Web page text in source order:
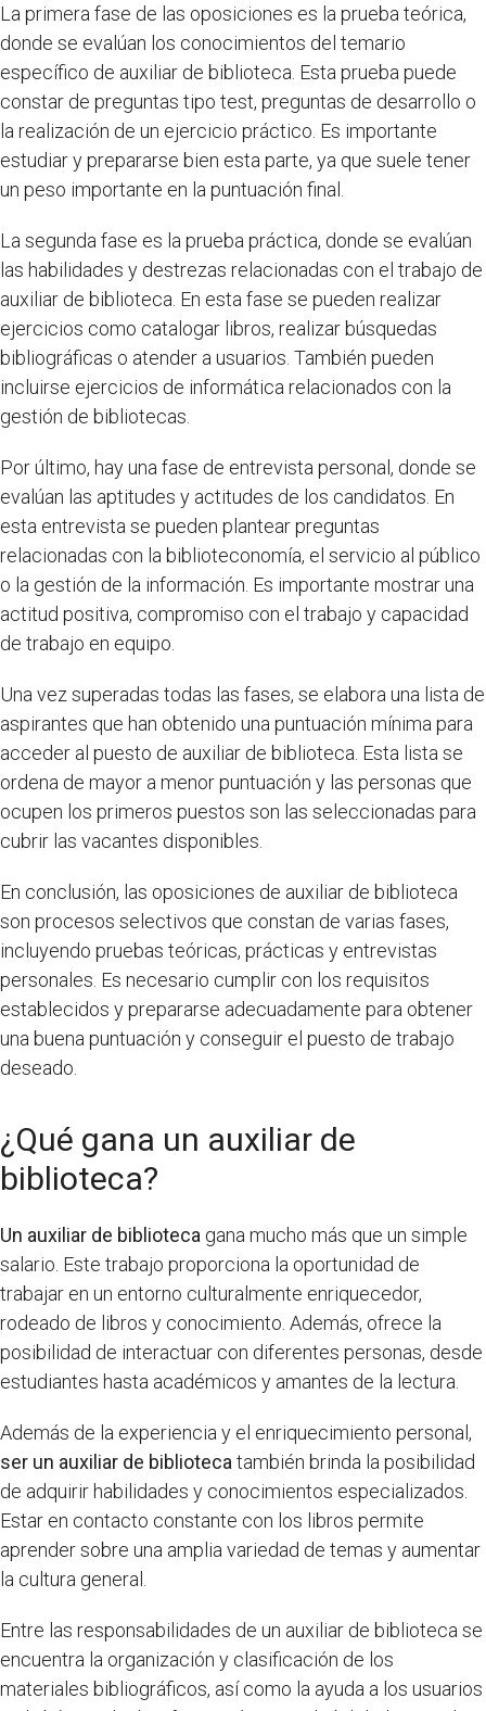
La primera fase de las oposiciones es la prueba teórica,
donde se evalúan los conocimientos del temario
específico de auxiliar de biblioteca. Esta prueba puede
constar de preguntas tipo test, preguntas de desarrollo o
la realización de un ejercicio práctico. Es importante
estudiar y prepararse bien esta parte, ya que suele tener
un peso importante en la puntuación final.
La segunda fase es la prueba práctica, donde se evalúan
las habilidades y destrezas relacionadas con el trabajo de
auxiliar de biblioteca. En esta fase se pueden realizar
ejercicios como catalogar libros, realizar búsquedas
bibliográficas o atender a usuarios. También pueden
incluirse ejercicios de informática relacionados con la
gestión de bibliotecas.
Por último, hay una fase de entrevista personal, donde se
evalúan las aptitudes y actitudes de los candidatos. En
esta entrevista se pueden plantear preguntas
relacionadas con la biblioteconomía, el servicio al público
o la gestión de la información. Es importante mostrar una
actitud positiva, compromiso con el trabajo y capacidad
de trabajo en equipo.
Una vez superadas todas las fases, se elabora una lista de
aspirantes que han obtenido una puntuación mínima para
acceder al puesto de auxiliar de biblioteca. Esta lista se
ordena de mayor a menor puntuación y las personas que
ocupen los primeros puestos son las seleccionadas para
cubrir las vacantes disponibles.
En conclusión, las oposiciones de auxiliar de biblioteca
son procesos selectivos que constan de varias fases,
incluyendo pruebas teóricas, prácticas y entrevistas
personales. Es necesario cumplir con los requisitos
establecidos y prepararse adecuadamente para obtener
una buena puntuación y conseguir el puesto de trabajo
deseado.
¿Qué gana un auxiliar de
biblioteca?
Un auxiliar de biblioteca gana mucho más que un simple
salario. Este trabajo proporciona la oportunidad de
trabajar en un entorno culturalmente enriquecedor,
rodeado de libros y conocimiento. Además, ofrece la
posibilidad de interactuar con diferentes personas, desde
estudiantes hasta académicos y amantes de la lectura.
Además de la experiencia y el enriquecimiento personal,
ser un auxiliar de biblioteca también brinda la posibilidad
de adquirir habilidades y conocimientos especializados.
Estar en contacto constante con los libros permite
aprender sobre una amplia variedad de temas y aumentar
la cultura general.
Entre las responsabilidades de un auxiliar de biblioteca se
encuentra la organización y clasificación de los
materiales bibliográficos, así como la ayuda a los usuarios